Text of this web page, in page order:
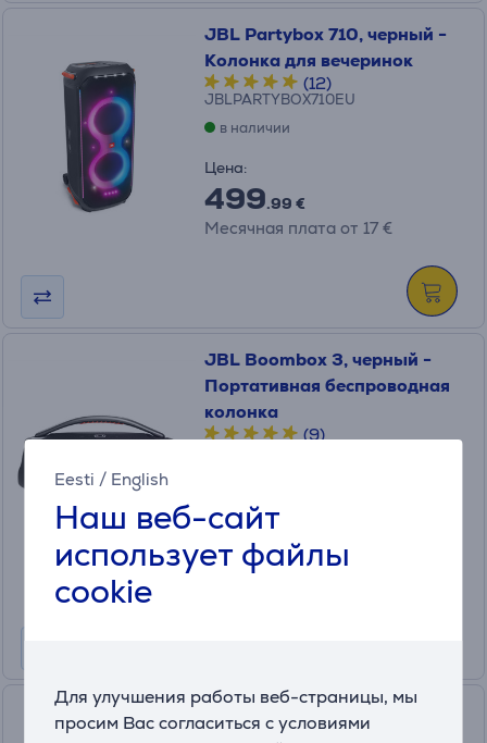
Eesti / English
Наш веб-сайт
использует файлы
cookie
Для улучшения работы веб-страницы, мы
просим Вас согласиться с условиями
JBL Partybox 710, черный -
Колонка для вечеринок
(12)
JBLPARTYBOX710EU
в наличии
Цена:
499.99 €
Месячная плата от 17 €
JBL Boombox 3, черный -
Портативная беспроводная
колонка
(9)
Цена:
399.99 €
Месячная плата от 14 €
JBL Partybox Encore 2, 100
Вт, микрофон, черный -